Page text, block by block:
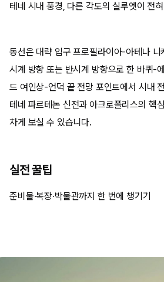
테네 시내 풍경, 다른 각도의 실루엣이 전
동선은 대략 입구 프로필라이아-아테나
시계 방향 또는 반시계 방향으로 한 바퀴-
드 여인상-언덕 끝 전망 포인트에서 시내
테네 파르테논 신전과 아크로폴리스의 핵
차게 보실 수 있습니다.
실전 꿀팁
준비물·복장·박물관까지 한 번에 챙기기